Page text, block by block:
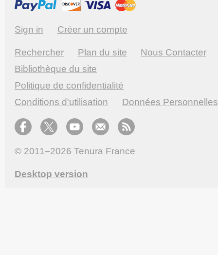
Sign in Créer un compte
Rechercher Plan du site
Nous Contacter
Bibliothèque du site
Politique de confidentialité
Conditions d'utilisation
Données Personnelles
© 2011–2026 Tenura France
Desktop version